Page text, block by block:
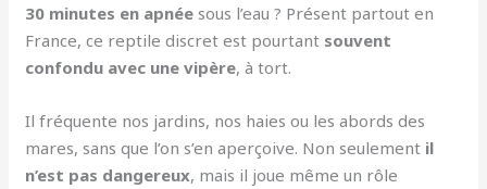
30 minutes en apnée sous l’eau ? Présent partout en
France, ce reptile discret est pourtant souvent
confondu avec une vipère, à tort.
Il fréquente nos jardins, nos haies ou les abords des
mares, sans que l’on s’en aperçoive. Non seulement il
n’est pas dangereux, mais il joue même un rôle